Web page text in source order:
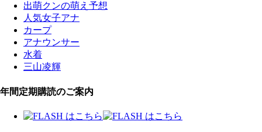
出萌クンの萌え予想
人気女子アナ
カープ
アナウンサー
水着
三山凌輝
年間定期購読のご案内